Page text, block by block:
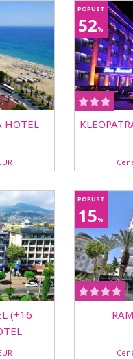
HOTEL
POPUST
52%
(+16
POPUST
15%